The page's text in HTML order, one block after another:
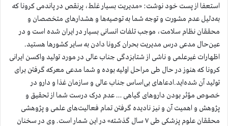
استعفا از پست خود نوشت: «مدیریت بسیار غلط، پرنقص در پاندمی کرونا که
به‌دلیل عدم مشورت و توجه شما به توصیه‌ها و هشدارهای متخصصان و
محققان نظام سلامت، موجب تلفات انسانی بسیار در ایران شده است و در
عین‌حال مدعی درس مدیریت بحران کرونا دادن به سایر کشورها هستید.
اظهارات غیرعلمی و ناشی از شتابزدگی جناب عالی در مورد تولید واکسن ایرانی
کرونا که هنوز در حال طی مراحل اولیه بوده و شما مدعی معرکه گرفتن برای
تولید آن شده‌اید.ادعاهای بی‌اساس جناب عالی و سازمان غذا و دارو در
خصوص مؤثر بودن داروهای گیاهی … عدم درک درست شما از تحقیق و
پژوهش و اهمیت آن و نیز نادیده گرفتن تمام فعالیت‌های علمی و پژوهشی
محققان علوم پزشکی طی ۷ سال گذشته» در این شمار است. وی در سخنان